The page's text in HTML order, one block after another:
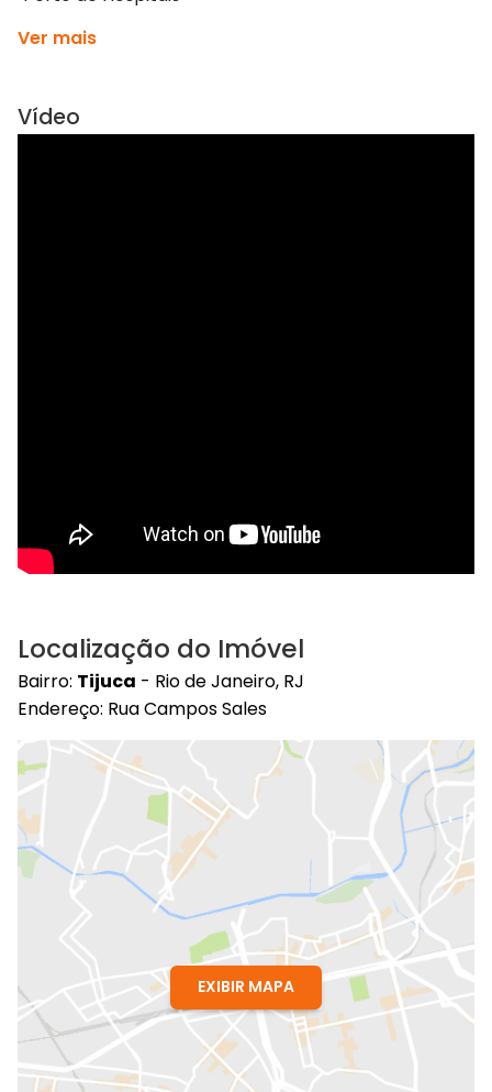
Ver mais
Vídeo
Localização do Imóvel
Bairro: Tijuca - Rio de Janeiro, RJ
Endereço: Rua Campos Sales
EXIBIR MAPA